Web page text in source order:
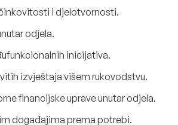
i djelotvornosti.
odjela.
inicijativa.
izvještaja višem rukovodstvu.
financijske uprave unutar odjela.
događajima prema potrebi.